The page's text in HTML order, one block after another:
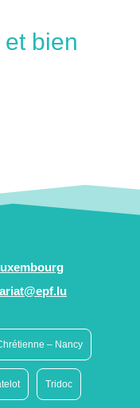
bien
– Nancy
Tridoc